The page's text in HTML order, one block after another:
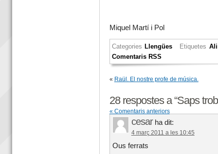
Miquel Martí i Pol
Categories Llengües Etiquetes
Comentaris RSS
« Raül. El nostre profe de música.
28 respostes a “Saps
« Comentaris anteriors
cesar ha dit:
4 març 2011 a les 10:45
Ous ferrats